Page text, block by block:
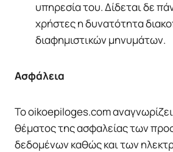
υπηρεσία του. Δίδεται δε
χρήστες η δυνατότητα
διαφημιστικών μηνυμάτων.
Ασφάλεια
Το oikoepiloges.com
θέματος της ασφαλείας των
δεδομένων καθώς και των